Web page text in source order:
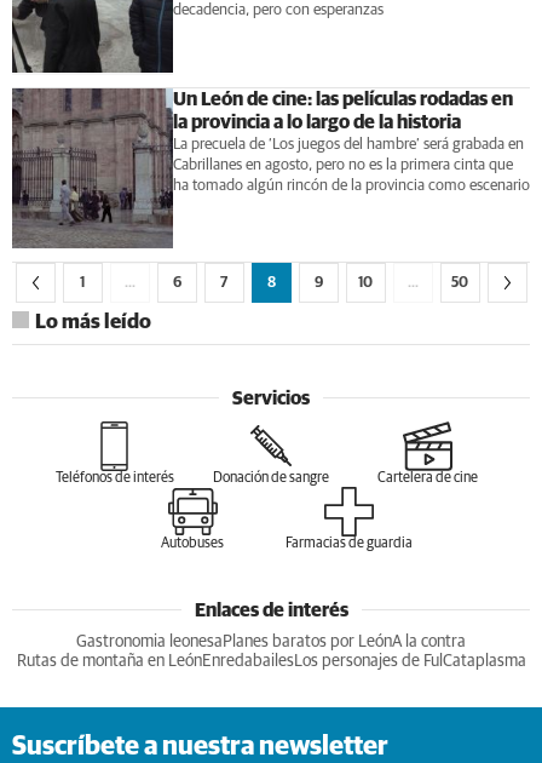
decadencia, pero con esperanzas
Un León de cine: las películas rodadas en
la provincia a lo largo de la historia
La precuela de ‘Los juegos del hambre’ será grabada en
Cabrillanes en agosto, pero no es la primera cinta que
ha tomado algún rincón de la provincia como escenario
1 … 6 7 8 9 10 … 50
Lo más leído
Servicios
Teléfonos de interés Donación de sangre Cartelera de cine
Autobuses Farmacias de guardia
Enlaces de interés
Gastronomia leonesa Planes baratos por LeónA la contra
Rutas de montaña en LeónEnredabailesLos personajes de Ful Cataplasma
Suscríbete a nuestra newsletter